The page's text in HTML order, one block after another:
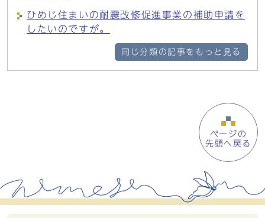
ひめじ住まいの耐震改修促進事業の補助申請を
したいのですが。
同じ分類の記事をもっと見る
ページの
先頭へ戻る